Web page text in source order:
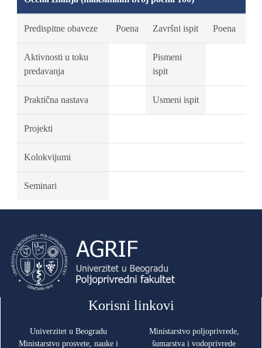
Predispitne obaveze Poena Završni ispit Poena
Aktivnosti u toku
predavanja
Pismeni
ispit
Praktična nastava Usmeni ispit
Projekti
Kolokvijumi
Seminari
Korisni linkovi
Univerzitet u Beogradu
Ministarstvo prosvete, nauke i
Ministarstvo poljoprivrede,
šumarstva i vodoprivrede